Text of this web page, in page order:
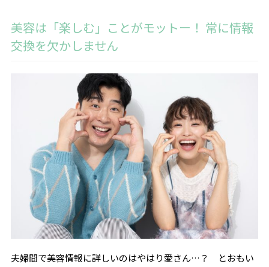
美容は「楽しむ」ことがモットー！ 常に情報
交換を欠かしません
夫婦間で美容情報に詳しいのはやはり愛さん…？ とおもい